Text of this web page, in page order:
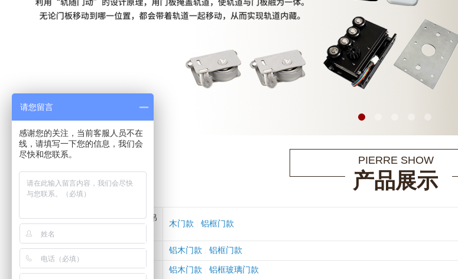
产品展示
PIERRE SHOW
150KG 微缝快拆吊轮吊
木门款 铝框门款
轻型微缝快拆偏折叠 铝木门款 铝框门款
重型偏折叠 铝木门款 铝框玻璃门款
请您留言
感谢您的关注，当前客服人员不在
线，请填写一下您的信息，我们会
尽快和您联系。